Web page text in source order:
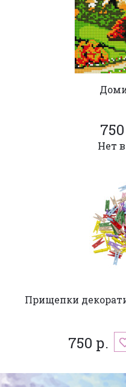
Нет
Прищепки
750 р.